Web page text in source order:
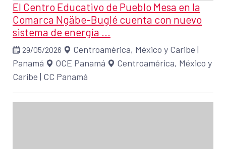
El Centro Educativo de Pueblo Mesa en la
Comarca Ngäbe-Buglé cuenta con nuevo
sistema de energía ...
29/05/2026 Centroamérica, México y Caribe |
Panamá
OCE Panamá
Centroamérica, México y
Caribe | CC Panamá